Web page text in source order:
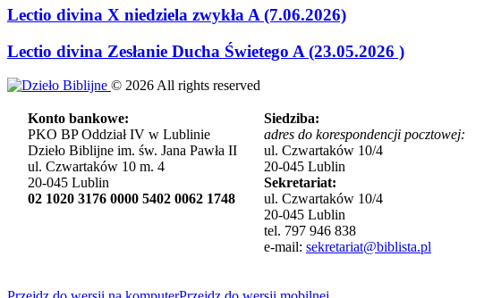
Lectio divina X niedziela zwykła A (7.06.2026)
Lectio divina Zesłanie Ducha Świetego A (23.05.2026 )
© 2026All rights reserved
Konto bankowe:
PKO BP Oddział IV w Lublinie
Dzieło Biblijne im. św. Jana Pawła II
ul. Czwartaków 10 m. 4
20-045 Lublin
02 1020 3176 0000 5402 0062 1748
Siedziba:
adres do korespondencji pocztowej:
ul. Czwartaków 10/4
20-045 Lublin
Sekretariat:
ul. Czwartaków 10/4
20-045 Lublin
tel. 797 946 838
e-mail: sekretariat@biblista.pl